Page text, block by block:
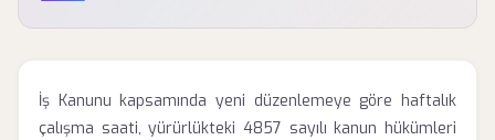
İş Kanunu kapsamında yeni düzenlemeye göre haftalık
çalışma saati, yürürlükteki 4857 sayılı kanun hükümleri